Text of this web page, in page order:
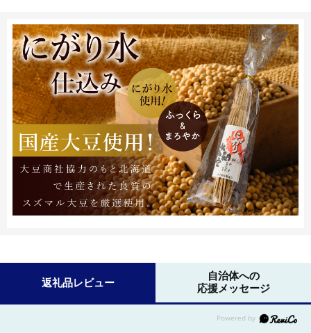
返礼品レビュー
自治体への
応援メッセージ